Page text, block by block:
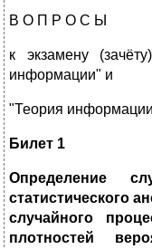
В О П Р О С Ы
к экзамену
информации" и
"Теория
Билет 1
Определение
статистического
случайного
плотностей